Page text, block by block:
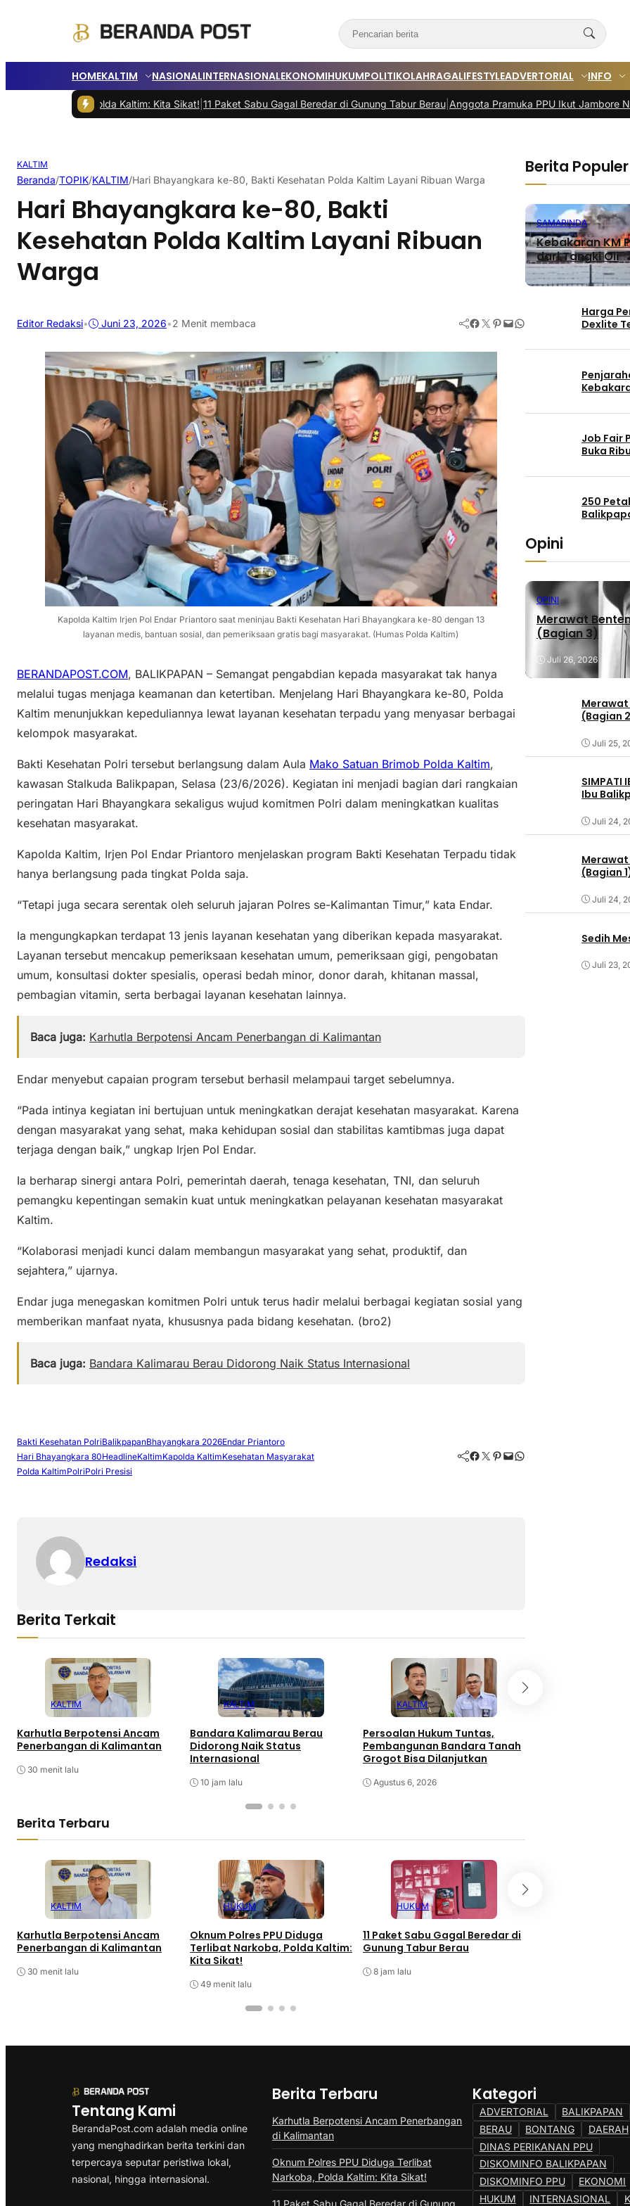
HOMEKALTIM NASIONALINTERNASIONALEKONOMIHUKUMPOLITIKOLAHRAGALIFESTYLEADVERTORIAL INFO
Polda Kaltim: Kita Sikat!|11 Paket Sabu Gagal Beredar di Gunung Tabur Berau|Anggota Pramuka PPU Ikut Jambore Nasional, Bawa
KALTIM
Beranda/TOPIK/KALTIM/Hari Bhayangkara ke-80, Bakti Kesehatan Polda Kaltim Layani Ribuan Warga
Hari Bhayangkara ke-80, Bakti
Kesehatan Polda Kaltim Layani Ribuan
Warga
Editor Redaksi• Juni 23, 2026•2 Menit membaca Facebook Twitter Pinterest Mail WhatsApp
Kapolda Kaltim Irjen Pol Endar Priantoro saat meninjau Bakti Kesehatan Hari Bhayangkara ke-80 dengan 13
layanan medis, bantuan sosial, dan pemeriksaan gratis bagi masyarakat. (Humas Polda Kaltim)
BERANDAPOST.COM, BALIKPAPAN – Semangat pengabdian kepada masyarakat tak hanya
melalui tugas menjaga keamanan dan ketertiban. Menjelang Hari Bhayangkara ke-80, Polda
Kaltim menunjukkan kepeduliannya lewat layanan kesehatan terpadu yang menyasar berbagai
kelompok masyarakat.
Bakti Kesehatan Polri tersebut berlangsung dalam Aula Mako Satuan Brimob Polda Kaltim,
kawasan Stalkuda Balikpapan, Selasa (23/6/2026). Kegiatan ini menjadi bagian dari rangkaian
peringatan Hari Bhayangkara sekaligus wujud komitmen Polri dalam meningkatkan kualitas
kesehatan masyarakat.
Kapolda Kaltim, Irjen Pol Endar Priantoro menjelaskan program Bakti Kesehatan Terpadu tidak
hanya berlangsung pada tingkat Polda saja.
“Tetapi juga secara serentak oleh seluruh jajaran Polres se-Kalimantan Timur,” kata Endar.
Ia mengungkapkan terdapat 13 jenis layanan kesehatan yang diberikan kepada masyarakat.
Layanan tersebut mencakup pemeriksaan kesehatan umum, pemeriksaan gigi, pengobatan
umum, konsultasi dokter spesialis, operasi bedah minor, donor darah, khitanan massal,
pembagian vitamin, serta berbagai layanan kesehatan lainnya.
Baca juga: Karhutla Berpotensi Ancam Penerbangan di Kalimantan
Endar menyebut capaian program tersebut berhasil melampaui target sebelumnya.
“Pada intinya kegiatan ini bertujuan untuk meningkatkan derajat kesehatan masyarakat. Karena
dengan masyarakat yang sehat, maka kehidupan sosial dan stabilitas kamtibmas juga dapat
terjaga dengan baik,” ungkap Irjen Pol Endar.
Ia berharap sinergi antara Polri, pemerintah daerah, tenaga kesehatan, TNI, dan seluruh
pemangku kepentingan semakin kuat untuk meningkatkan pelayanan kesehatan masyarakat
Kaltim.
“Kolaborasi menjadi kunci dalam membangun masyarakat yang sehat, produktif, dan
sejahtera,” ujarnya.
Endar juga menegaskan komitmen Polri untuk terus hadir melalui berbagai kegiatan sosial yang
memberikan manfaat nyata, khususnya pada bidang kesehatan. (bro2)
Baca juga: Bandara Kalimarau Berau Didorong Naik Status Internasional
Bakti Kesehatan PolriBalikpapanBhayangkara 2026Endar Priantoro
Hari Bhayangkara 80HeadlineKaltimKapolda KaltimKesehatan Masyarakat
Polda KaltimPolriPolri Presisi
Facebook Twitter Pinterest Mail WhatsApp
Redaksi
Berita Terkait
KALTIM
Karhutla Berpotensi Ancam
Penerbangan di Kalimantan
30 menit lalu
KALTIM
Bandara Kalimarau Berau
Didorong Naik Status
Internasional
10 jam lalu
KALTIM
Persoalan Hukum Tuntas,
Pembangunan Bandara Tanah
Grogot Bisa Dilanjutkan
Agustus 6, 2026
Berita Terbaru
KALTIM
Karhutla Berpotensi Ancam
Penerbangan di Kalimantan
30 menit lalu
HUKUM
Oknum Polres PPU Diduga
Terlibat Narkoba, Polda Kaltim:
Kita Sikat!
49 menit lalu
HUKUM
11 Paket Sabu Gagal Beredar di
Gunung Tabur Berau
8 jam lalu
Berita Populer
SAMARINDA
Kebakaran KM
dari Tangki Oli
Harga
Dexlite
Job Fair
Buka
250
Opini
OPINI
Merawat
(Bagian 3)
Juli 26, 2026
Merawat
(Bagian
Juli 25,
SIMPATI
Ibu
Juli 24,
Merawat
(Bagian
Juli 24,
Sedih
Juli 23,
Tentang Kami
BerandaPost.com adalah media online
yang menghadirkan berita terkini dan
terpercaya seputar peristiwa lokal,
nasional, hingga internasional.
Berita Terbaru
Karhutla Berpotensi Ancam Penerbangan
di Kalimantan
Oknum Polres PPU Diduga Terlibat
Narkoba, Polda Kaltim: Kita Sikat!
11 Paket Sabu Gagal Beredar di Gunung
Kategori
ADVERTORIAL
BALIKPAPAN
BERAU
BONTANG
DAERAH
DINAS PERIKANAN PPU
DISKOMINFO BALIKPAPAN
DISKOMINFO PPU
EKONOMI
HUKUM
INTERNASIONAL